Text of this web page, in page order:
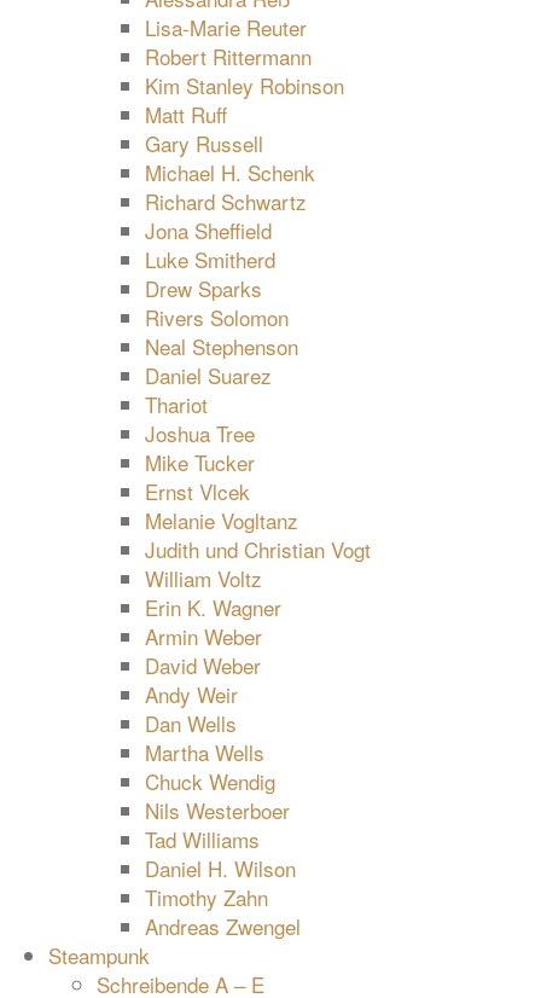
Lisa-Marie Reuter
Robert Rittermann
Kim Stanley Robinson
Matt Ruff
Gary Russell
Michael H. Schenk
Richard Schwartz
Jona Sheffield
Luke Smitherd
Drew Sparks
Rivers Solomon
Neal Stephenson
Daniel Suarez
Thariot
Joshua Tree
Mike Tucker
Ernst Vlcek
Melanie Vogltanz
Judith und Christian Vogt
William Voltz
Erin K. Wagner
Armin Weber
David Weber
Andy Weir
Dan Wells
Martha Wells
Chuck Wendig
Nils Westerboer
Tad Williams
Daniel H. Wilson
Timothy Zahn
Andreas Zwengel
Steampunk
Schreibende A – E